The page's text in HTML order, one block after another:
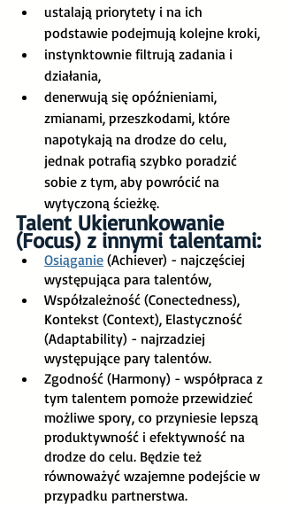
ustalają priorytety i na ich
podstawie podejmują kolejne kroki,
instynktownie filtrują zadania i
działania,
denerwują się opóźnieniami,
zmianami, przeszkodami, które
napotykają na drodze do celu,
jednak potrafią szybko poradzić
sobie z tym, aby powrócić na
wytyczoną ścieżkę.
Talent Ukierunkowanie
(Focus) z innymi talentami:
Osiąganie (Achiever) - najczęściej
występująca para talentów,
Współzależność (Conectedness),
Kontekst (Context), Elastyczność
(Adaptability) - najrzadziej
występujące pary talentów.
Zgodność (Harmony) - współpraca z
tym talentem pomoże przewidzieć
możliwe spory, co przyniesie lepszą
produktywność i efektywność na
drodze do celu. Będzie też
równoważyć wzajemne podejście w
przypadku partnerstwa.